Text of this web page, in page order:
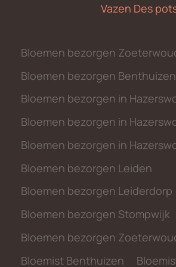
Vazen Des
Bloemen bezorgen
Bloemen bezorgen Benthuizen
Bloemen bezorgen in
Bloemen bezorgen in
Bloemen bezorgen in
Bloemen bezorgen Leiden
Bloemen bezorgen Leiderdorp
Bloemen bezorgen Stompwijk
Bloemen bezorgen
Bloemist Benthuizen